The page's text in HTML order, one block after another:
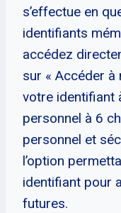
s’effectue en
identifiants
accédez
sur « Accéder à
votre identifiant
personnel à 6
personnel et
l’option
identifiant pour
futures.